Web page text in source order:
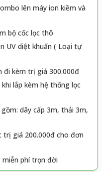
lên máy ion kiềm và
bộ cốc lọc thô
UV diệt khuẩn ( Loại tự
đi kèm trị giá 300.000đ
lắp kèm hệ thống lọc
dây cấp 3m, thải 3m,
trị giá 200.000đ cho đơn
miễn phí trọn đời